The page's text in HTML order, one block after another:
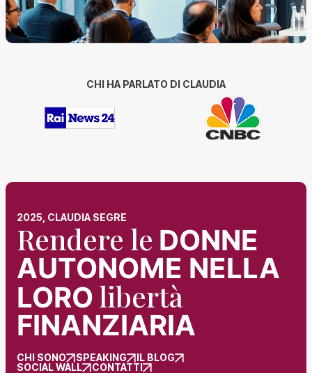
CHI HA PARLATO DI CLAUDIA
2025, CLAUDIA SEGRE
Rendere le DONNE
AUTONOME NELLA
LORO libertà
FINANZIARIA
CHI SONO SPEAKING
IL BLOG
SOCIAL WALL
CONTATTI